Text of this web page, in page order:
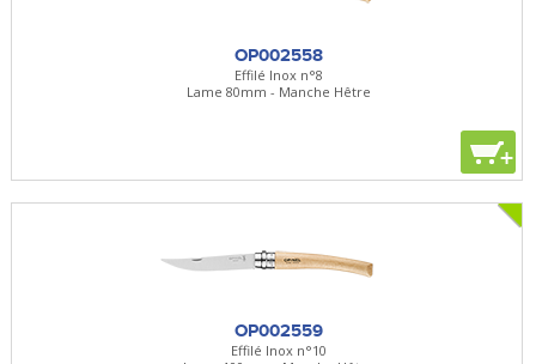
OP002558
Effilé Inox n°8
Lame 80mm - Manche Hêtre
+
OP002559
Effilé Inox n°10